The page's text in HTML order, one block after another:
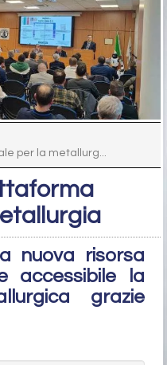
per la metallurg...
nuova risorsa
accessibile la
grazie